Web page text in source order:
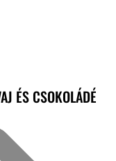
ÉS CSOKOLÁDÉ